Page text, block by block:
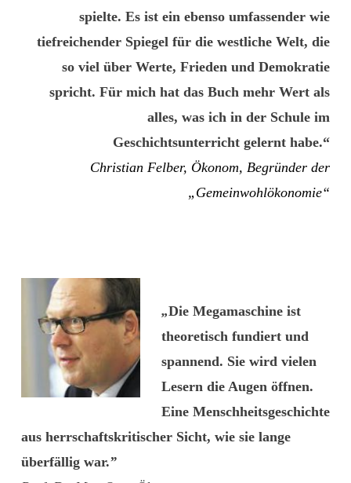
spielte. Es ist ein ebenso umfassender wie
tiefreichender Spiegel für die westliche Welt, die
so viel über Werte, Frieden und Demokratie
spricht. Für mich hat das Buch mehr Wert als
alles, was ich in der Schule im
Geschichtsunterricht gelernt habe.“
Christian Felber, Ökonom, Begründer der
„Gemeinwohlökonomie“
„Die Megamaschine ist
theoretisch fundiert und
spannend. Sie wird vielen
Lesern die Augen öffnen.
Eine Menschheitsgeschichte
aus herrschaftskritischer Sicht, wie sie lange
überfällig war.”